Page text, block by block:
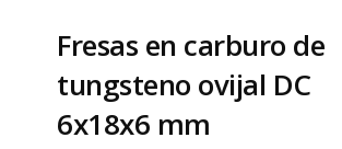
Fresas en carburo de
tungsteno ovijal DC
6x18x6 mm